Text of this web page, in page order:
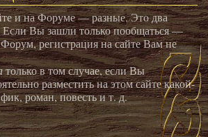
и на Форуме — разные. Это два
Вы зашли только пообщаться —
регистрация на сайте Вам не
только в том случае, если Вы
разместить на этом сайте какой-
роман, повесть и т. д.